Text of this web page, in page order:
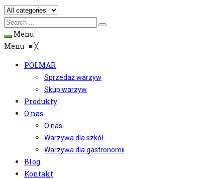
Menu
Menu ≡╳
POLMAR
Sprzedaż warzyw
Skup warzyw
Produkty
O nas
O nas
Warzywa dla szkół
Warzywa dla gastronomii
Blog
Kontakt